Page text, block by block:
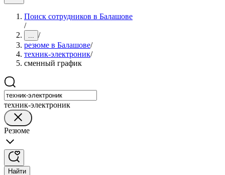
Поиск сотрудников в Балашове
/
... /
резюме в Балашове/
техник-электроник/
сменный график
техник-электроник
Резюме
Найти